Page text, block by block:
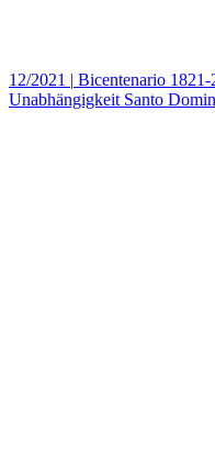
12/2021 | Bicentenario
Unabhängigkeit Santo